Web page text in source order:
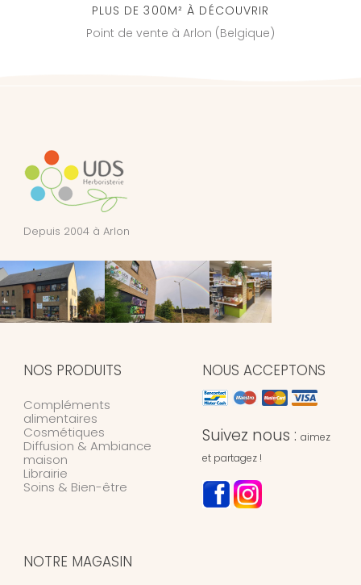
PLUS DE 300M² À DÉCOUVRIR
Point de vente à Arlon (Belgique)
Depuis 2004 à Arlon
NOS PRODUITS
Compléments
alimentaires
Cosmétiques
Diffusion & Ambiance
maison
Librairie
Soins & Bien-être
NOUS ACCEPTONS
Suivez nous : aimez
et partagez !
NOTRE MAGASIN